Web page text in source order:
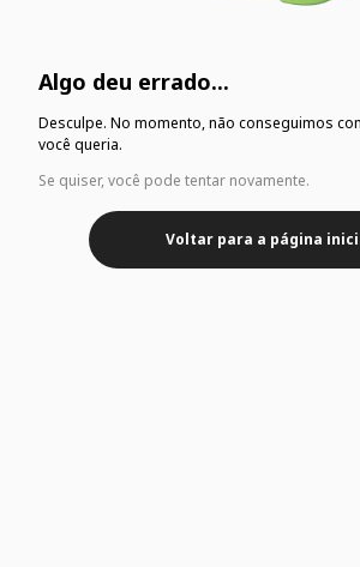
Algo deu errado...
Desculpe. No momento, não conseguimos
você queria.
Se quiser, você pode tentar novamente.
Voltar para a página